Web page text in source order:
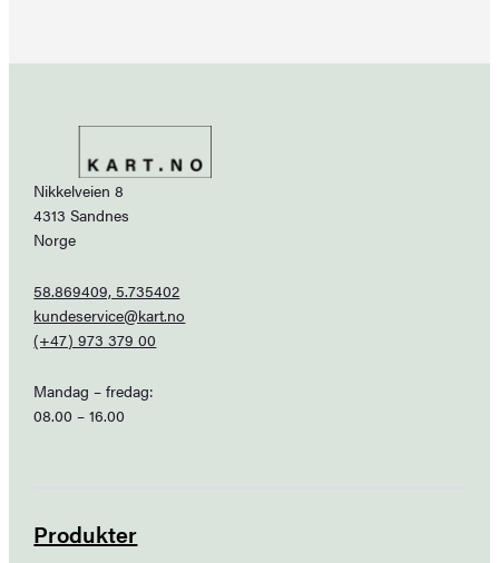
Nikkelveien 8
4313 Sandnes
Norge
58.869409, 5.735402
kundeservice@kart.no
(+47) 973 379 00
Mandag – fredag:
08.00 – 16.00
Produkter